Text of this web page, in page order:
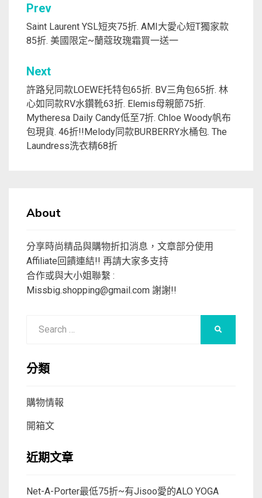
文
章
導
覽
Prev
Saint Laurent YSL短夾75折. AMI大愛心短T獨家款
85折. 美國限定~蘭蔻玫瑰霜買一送一
Next
許路兒同款LOEWE托特包65折. BV三角包65折. 林
心如同款RV水鑽靴63折. Elemis母親節75折.
Mytheresa Daily Candy低至7折. Chloe Woody帆布
包現貨. 46折!!Melody同款BURBERRY水桶包. The
Laundress洗衣精68折
About
分享時尚精品與購物折扣消息，文章部分使用
Affiliate回饋連結!! 再請大家多支持
合作或與大小姐聯繫 :
Missbig.shopping@gmail.com 謝謝!!
分類
購物情報
開箱文
近期文章
Net-A-Porter最低75折~有Jisoo愛的ALO YOGA